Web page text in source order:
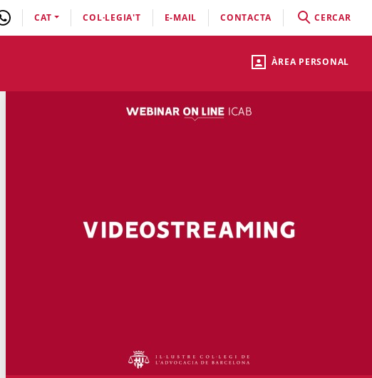
ÀREA PERSONAL
CAT COL·LEGIA'T E-MAIL CONTACTA CERCAR